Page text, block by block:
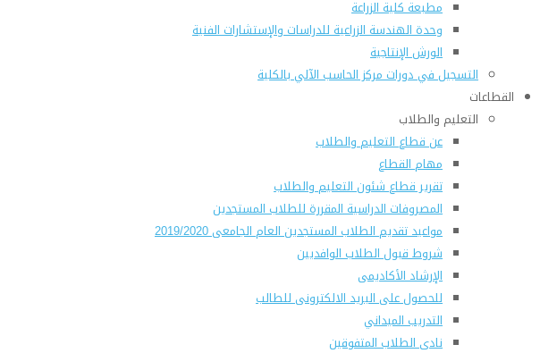
مطبعة كلية الزراعة
وحدة الهندسة الزراعية للدراسات والإستشارات الفنية
الورش الإنتاجية
التسجيل في دورات مركز الحاسب الآلي بالكلية
القطاعات
التعليم والطلاب
عن قطاع التعليم والطلاب
مهام القطاع
تقرير قطاع شئون التعليم والطلاب
المصروفات الدراسية المقررة للطلاب المستجدين
مواعيد تقديم الطلاب المستجدين العام الجامعى 2019/2020
شروط قبول الطلاب الوافديين
الإرشاد الأكاديمى
للحصول على البريد الالكترونى للطالب
التدريب الميداني
نادى الطلاب المتفوقين